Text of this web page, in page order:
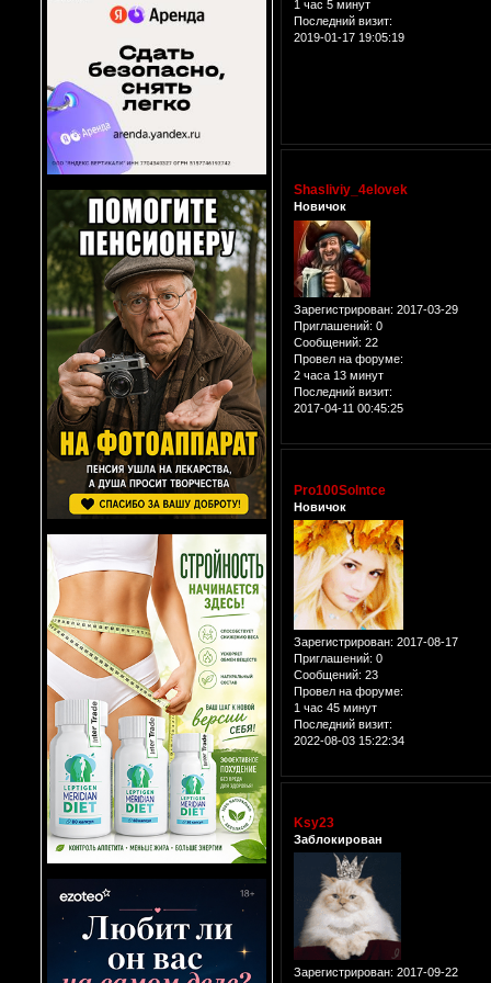
1 час 5 минут
Последний визит:
2019-01-17 19:05:19
Shasliviy_4elovek
Новичок
Зарегистрирован: 2017-03-29
Приглашений: 0
Сообщений: 22
Провел на форуме:
2 часа 13 минут
Последний визит:
2017-04-11 00:45:25
Pro100Solntce
Новичок
Зарегистрирован: 2017-08-17
Приглашений: 0
Сообщений: 23
Провел на форуме:
1 час 45 минут
Последний визит:
2022-08-03 15:22:34
Ksy23
Заблокирован
Зарегистрирован: 2017-09-22